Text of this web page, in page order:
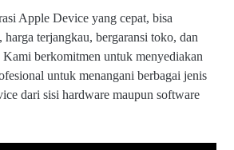
Apple Device yang cepat, bisa
terjangkau, bergaransi toko, dan
Kami berkomitmen untuk menyediakan
untuk menangani berbagai jenis
dari sisi hardware maupun software